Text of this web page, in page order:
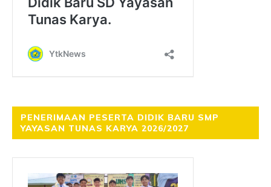
PENERIMAAN PESERTA DIDIK BARU SMP
YAYASAN TUNAS KARYA 2026/2027